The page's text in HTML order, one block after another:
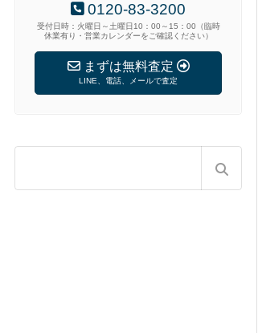
0120-83-3200
受付日時：火曜日～土曜日10：00～15：00（臨時
休業有り・営業カレンダーをご確認ください）
まずは無料査定
LINE、電話、メールで査定